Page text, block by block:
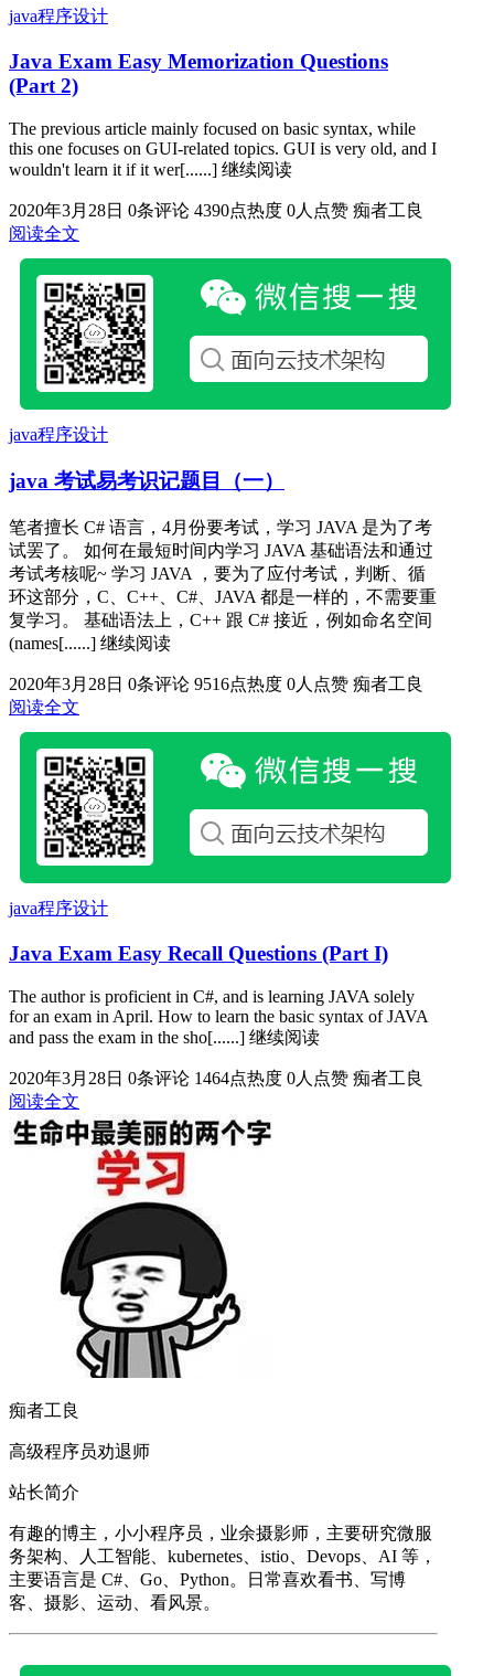
java程序设计
Java Exam Easy Memorization Questions
(Part 2)
The previous article mainly focused on basic syntax, while
this one focuses on GUI-related topics. GUI is very old, and I
wouldn't learn it if it wer[......] 继续阅读
2020年3月28日 0条评论 4390点热度 0人点赞 痴者工良
阅读全文
java程序设计
java 考试易考识记题目（一）
笔者擅长 C# 语言，4月份要考试，学习 JAVA 是为了考
试罢了。 如何在最短时间内学习 JAVA 基础语法和通过
考试考核呢~ 学习 JAVA ，要为了应付考试，判断、循
环这部分，C、C++、C#、JAVA 都是一样的，不需要重
复学习。 基础语法上，C++ 跟 C# 接近，例如命名空间
(names[......] 继续阅读
2020年3月28日 0条评论 9516点热度 0人点赞 痴者工良
阅读全文
java程序设计
Java Exam Easy Recall Questions (Part I)
The author is proficient in C#, and is learning JAVA solely
for an exam in April. How to learn the basic syntax of JAVA
and pass the exam in the sho[......] 继续阅读
2020年3月28日 0条评论 1464点热度 0人点赞 痴者工良
阅读全文
痴者工良
高级程序员劝退师
站长简介
有趣的博主，小小程序员，业余摄影师，主要研究微服
务架构、人工智能、kubernetes、istio、Devops、AI 等，
主要语言是 C#、Go、Python。日常喜欢看书、写博
客、摄影、运动、看风景。